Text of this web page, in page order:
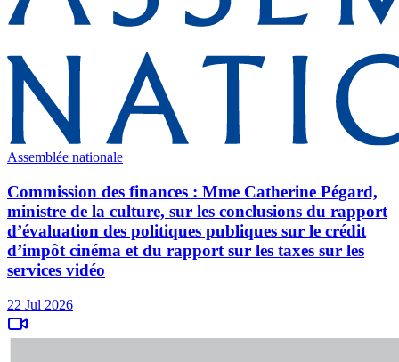
Assemblée nationale
Commission des finances : Mme Catherine Pégard,
ministre de la culture, sur les conclusions du rapport
d’évaluation des politiques publiques sur le crédit
d’impôt cinéma et du rapport sur les taxes sur les
services vidéo
22 Jul 2026